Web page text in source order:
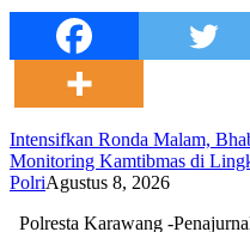
Intensifkan Ronda Malam,
Monitoring Kamtibmas di
PolriAgustus 8, 2026
Polresta Karawang -